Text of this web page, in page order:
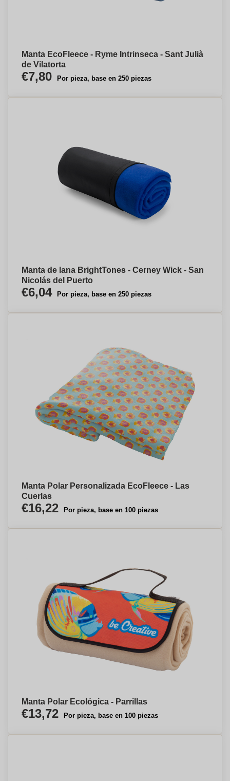
Manta EcoFleece - Ryme Intrinseca - Sant Julià
de Vilatorta
€7,80 Por pieza, base en 250 piezas
Manta de lana BrightTones - Cerney Wick - San
Nicolás del Puerto
€6,04 Por pieza, base en 250 piezas
Manta Polar Personalizada EcoFleece - Las
Cuerlas
€16,22 Por pieza, base en 100 piezas
Manta Polar Ecológica - Parrillas
€13,72 Por pieza, base en 100 piezas